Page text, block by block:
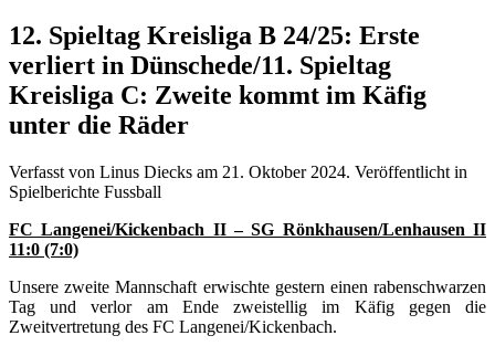
12. Spieltag Kreisliga B 24/25: Erste
verliert in Dünschede/11. Spieltag
Kreisliga C: Zweite kommt im Käfig
unter die Räder
Verfasst von Linus Diecks am 21. Oktober 2024. Veröffentlicht in
Spielberichte Fussball
FC Langenei/Kickenbach II – SG Rönkhausen/Lenhausen II
11:0 (7:0)
Unsere zweite Mannschaft erwischte gestern einen rabenschwarzen
Tag und verlor am Ende zweistellig im Käfig gegen die
Zweitvertretung des FC Langenei/Kickenbach.